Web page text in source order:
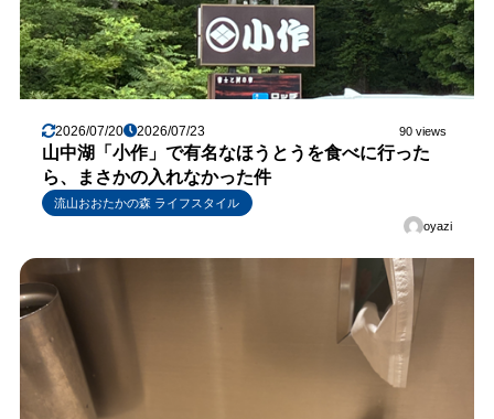
2026/07/20 2026/07/23 90 views
山中湖「小作」で有名なほうとうを食べに行った
ら、まさかの入れなかった件
流山おおたかの森 ライフスタイル
oyazi